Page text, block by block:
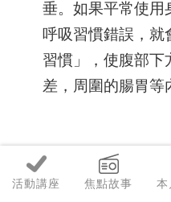
活動講座 焦點故事 本
垂。如果平常使用
呼吸習慣錯誤，就
習慣」，使腹部下
差，周圍的腸胃等
《奇蹟！3天瘦小
整體師的工作時，